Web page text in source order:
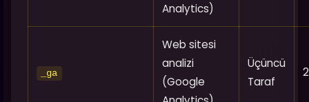
Analytics)
_ga
Web sitesi
analizi
(Google
Üçüncü
Taraf